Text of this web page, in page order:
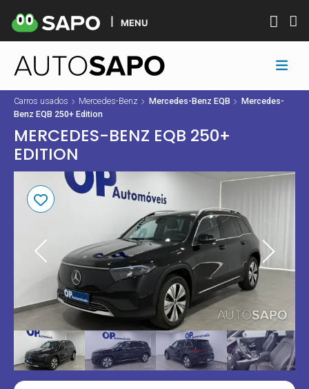
MENU
Carros usados Mercedes-Benz Mercedes-Benz EQB
Mercedes-
Benz EQB 250+ Edition
MERCEDES-BENZ EQB 250+
EDITION